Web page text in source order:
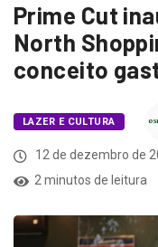
Prime Cut
North
conceito
LAZER E CULTURA
12 de dezembro de
2 minutos de leitura